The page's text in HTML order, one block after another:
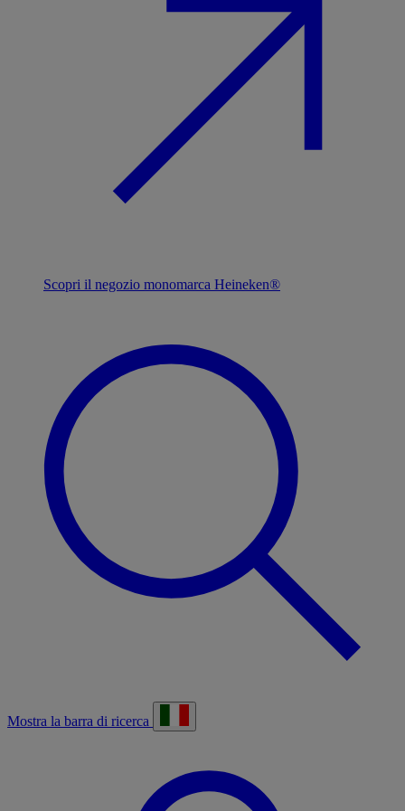
Scopri il negozio monomarca Heineken®
Mostra la barra di ricerca